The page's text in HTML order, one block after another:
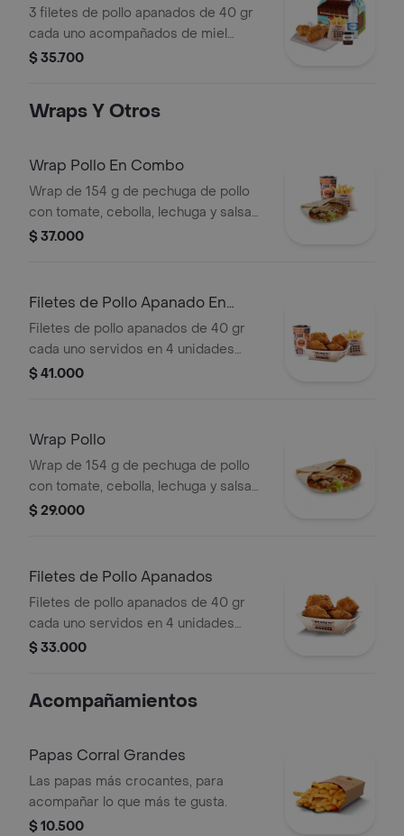
Apanados
3 filetes de pollo apanados de 40 gr
cada uno acompañados de miel
mostaza con papas Corral medianas,
$ 35.700
Wraps Y Otros
Wrap Pollo En Combo
Wrap de 154 g de pechuga de pollo
con tomate, cebolla, lechuga y salsa
blanca + papas medianas (corral o en
$ 37.000
Filetes de Pollo Apanado En
Combo
Filetes de pollo apanados de 40 gr
cada uno servidos en 4 unidades
acompañados de miel mostaza +
$ 41.000
Wrap Pollo
Wrap de 154 g de pechuga de pollo
con tomate, cebolla, lechuga y salsa
blanca
$ 29.000
Filetes de Pollo Apanados
Filetes de pollo apanados de 40 gr
cada uno servidos en 4 unidades
acompañados de miel mostaza
$ 33.000
Acompañamientos
Papas Corral Grandes
Las papas más crocantes, para
acompañar lo que más te gusta.
$ 10.500